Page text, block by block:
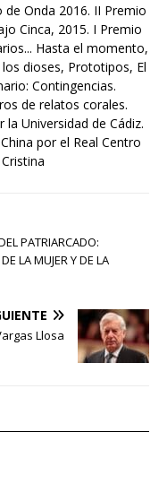
Onda 2016. II Premio
Cinca, 2015. I Premio
Hasta el momento,
dioses, Prototipos, El
Contingencias.
de relatos corales.
Universidad de Cádiz.
por el Real Centro
PATRIARCADO:
LA MUJER Y DE LA
Llosa